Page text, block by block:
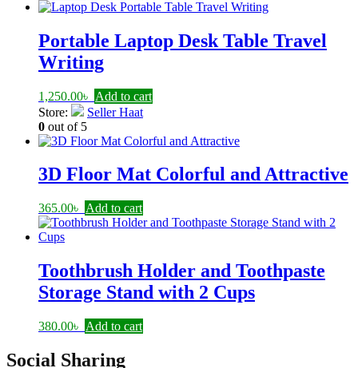
Portable Laptop Desk Table Travel
Writing
1,250.00৳ Add to cart
Store:
Seller Haat
0 out of 5
3D Floor Mat Colorful and Attractive
365.00৳ Add to cart
Toothbrush Holder and Toothpaste
Storage Stand with 2 Cups
380.00৳ Add to cart
Social Sharing